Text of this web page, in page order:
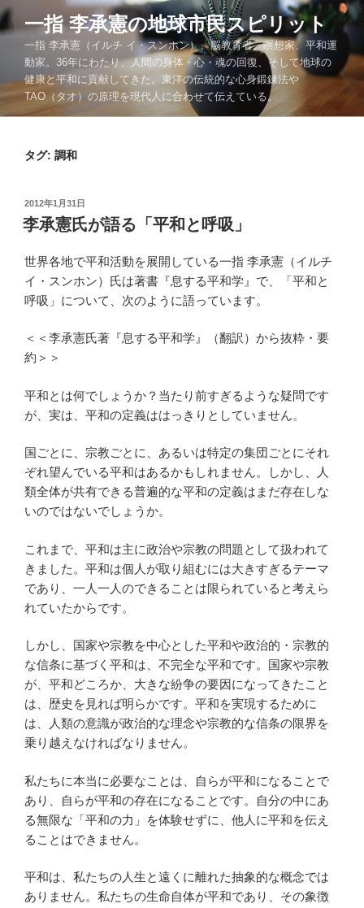
コ
ン
ツ
一指 李承憲の地球市民スピリット
一指 李承憲（イルチ イ・スンホン）。脳教育者、瞑想家、平和運
動家。36年にわたり、人間の身体・心・魂の回復、そして地球の
健康と平和に貢献してきた。東洋の伝統的な心身鍛錬法や
TAO（タオ）の原理を現代人に合わせて伝えている。
タグ: 調和
投
稿
日:
2012年1月31日
李承憲氏が語る「平和と呼吸」
世界各地で平和活動を展開している一指 李承憲（イルチ
イ・スンホン）氏は著書『息する平和学』で、「平和と
呼吸」について、次のように語っています。
＜＜李承憲氏著『息する平和学』（翻訳）から抜粋・要
約＞＞
平和とは何でしょうか？当たり前すぎるような疑問です
が、実は、平和の定義ははっきりとしていません。
国ごとに、宗教ごとに、あるいは特定の集団ごとにそれ
ぞれ望んでいる平和はあるかもしれません。しかし、人
類全体が共有できる普遍的な平和の定義はまだ存在しな
いのではないでしょうか。
これまで、平和は主に政治や宗教の問題として扱われて
きました。平和は個人が取り組むには大きすぎるテーマ
であり、一人一人のできることは限られていると考えら
れていたからです。
しかし、国家や宗教を中心とした平和や政治的・宗教的
な信条に基づく平和は、不完全な平和です。国家や宗教
が、平和どころか、大きな紛争の要因になってきたこと
は、歴史を見れば明らかです。平和を実現するために
は、人類の意識が政治的な理念や宗教的な信条の限界を
乗り越えなければなりません。
私たちに本当に必要なことは、自らが平和になることで
あり、自らが平和の存在になることです。自分の中にあ
る無限な「平和の力」を体験せずに、他人に平和を伝え
ることはできません。
平和は、私たちの人生と遠くに離れた抽象的な概念では
ありません。私たちの生命自体が平和であり、その象徴